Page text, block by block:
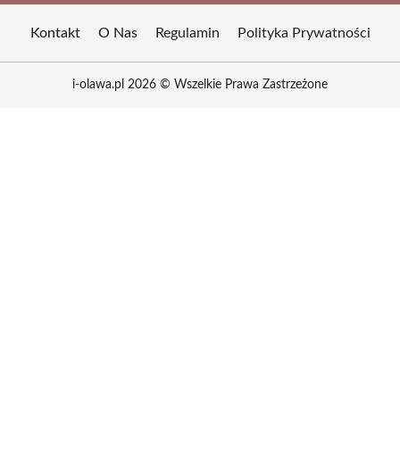
Kontakt O Nas Regulamin Polityka Prywatności
i-olawa.pl 2026 © Wszelkie Prawa Zastrzeżone